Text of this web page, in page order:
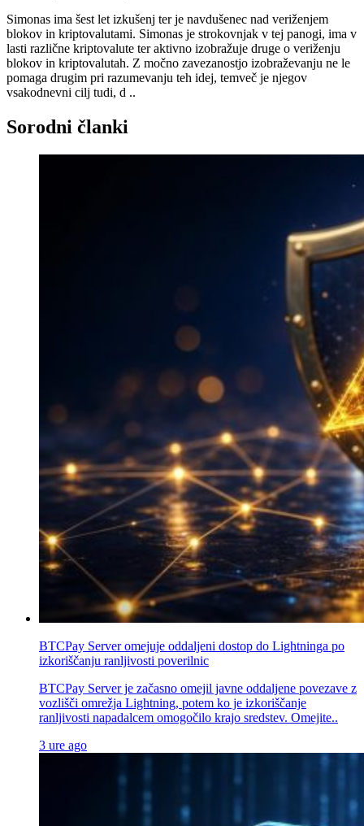
Simonas ima šest let izkušenj ter je navdušenec nad veriženjem
blokov in kriptovalutami. Simonas je strokovnjak v tej panogi, ima v
lasti različne kriptovalute ter aktivno izobražuje druge o veriženju
blokov in kriptovalutah. Z močno zavezanostjo izobraževanju ne le
pomaga drugim pri razumevanju teh idej, temveč je njegov
vsakodnevni cilj tudi, d ..
Sorodni članki
BTCPay Server omejuje oddaljeni dostop do Lightninga po
izkoriščanju ranljivosti poverilnic
BTCPay Server je začasno omejil javne oddaljene povezave z
vozlišči omrežja Lightning, potem ko je izkoriščanje
ranljivosti napadalcem omogočilo krajo sredstev. Omejite..
3 ure ago